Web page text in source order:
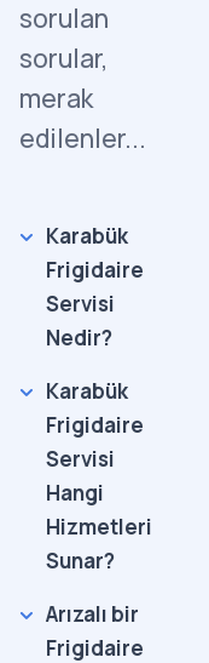
sorulan
sorular,
merak
edilenler...
Karabük
Frigidaire
Servisi
Nedir?
Karabük
Frigidaire
Servisi
Hangi
Hizmetleri
Sunar?
Arızalı bir
Frigidaire